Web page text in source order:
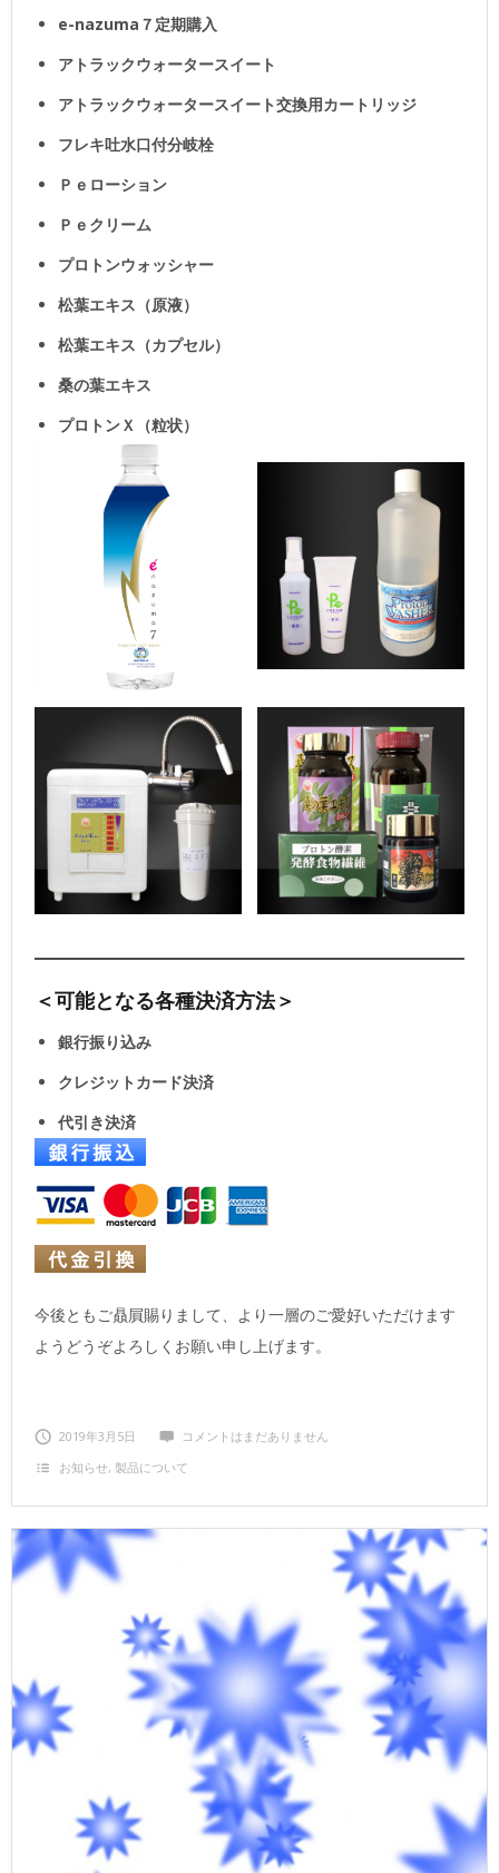
e-nazuma７定期購入
アトラックウォータースイート
アトラックウォータースイート交換用カートリッジ
フレキ吐水口付分岐栓
Ｐｅローション
Ｐｅクリーム
プロトンウォッシャー
松葉エキス（原液）
松葉エキス（カプセル）
桑の葉エキス
プロトンＸ（粒状）
＜可能となる各種決済方法＞
銀行振り込み
クレジットカード決済
代引き決済
今後ともご贔屓賜りまして、より一層のご愛好いただけます
ようどうぞよろしくお願い申し上げます。
2019年3月5日
コメントはまだありません
お知らせ, 製品について